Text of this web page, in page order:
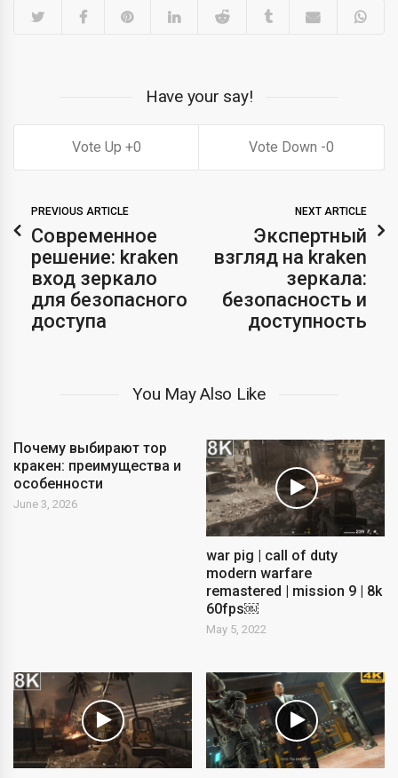
Have your say!
0 0
PREVIOUS ARTICLE
Современное
решение: kraken
вход зеркало
для безопасного
доступа
NEXT ARTICLE
Экспертный
взгляд на kraken
зеркала:
безопасность и
доступность
You May Also Like
Почему выбирают тор
кракен: преимущества и
особенности
June 3, 2026
war pig | call of duty
modern warfare
remastered | mission 9 | 8k
60fps￼
May 5, 2022